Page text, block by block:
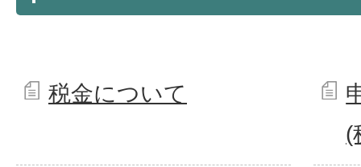
税金について
(